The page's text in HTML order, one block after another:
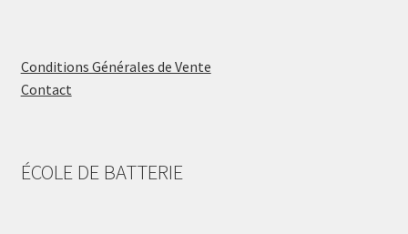
Conditions Générales de Vente
Contact
ÉCOLE DE BATTERIE